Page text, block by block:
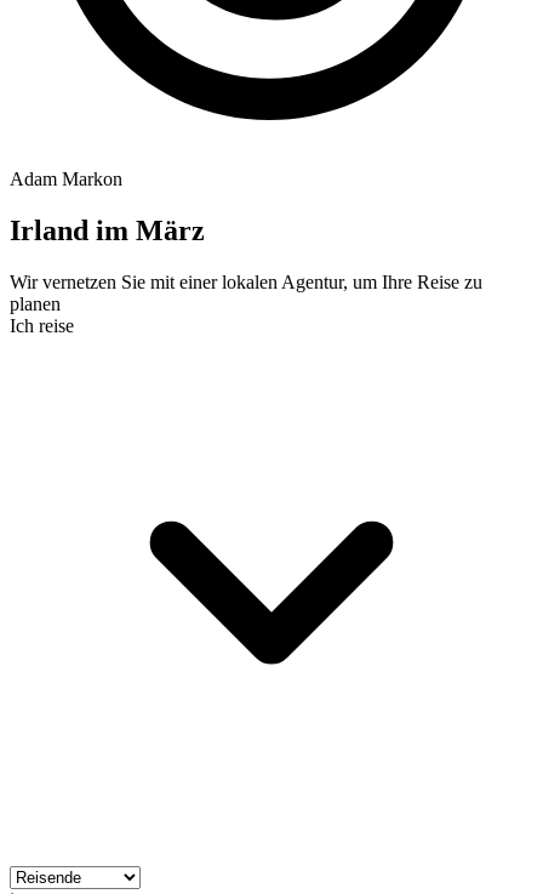
Adam Markon
Irland im März
Wir vernetzen Sie mit einer lokalen Agentur, um Ihre Reise zu
planen
Ich reise